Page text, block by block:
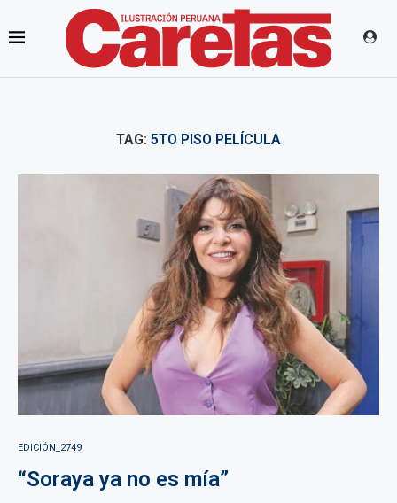
TAG: 5TO PISO PELÍCULA
EDICIÓN_2749
“Soraya ya no es mía”